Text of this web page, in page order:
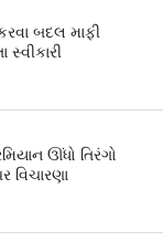
બદલ માફી
સ્વીકારી
ઊંધો તિરંગો
વિચારણા